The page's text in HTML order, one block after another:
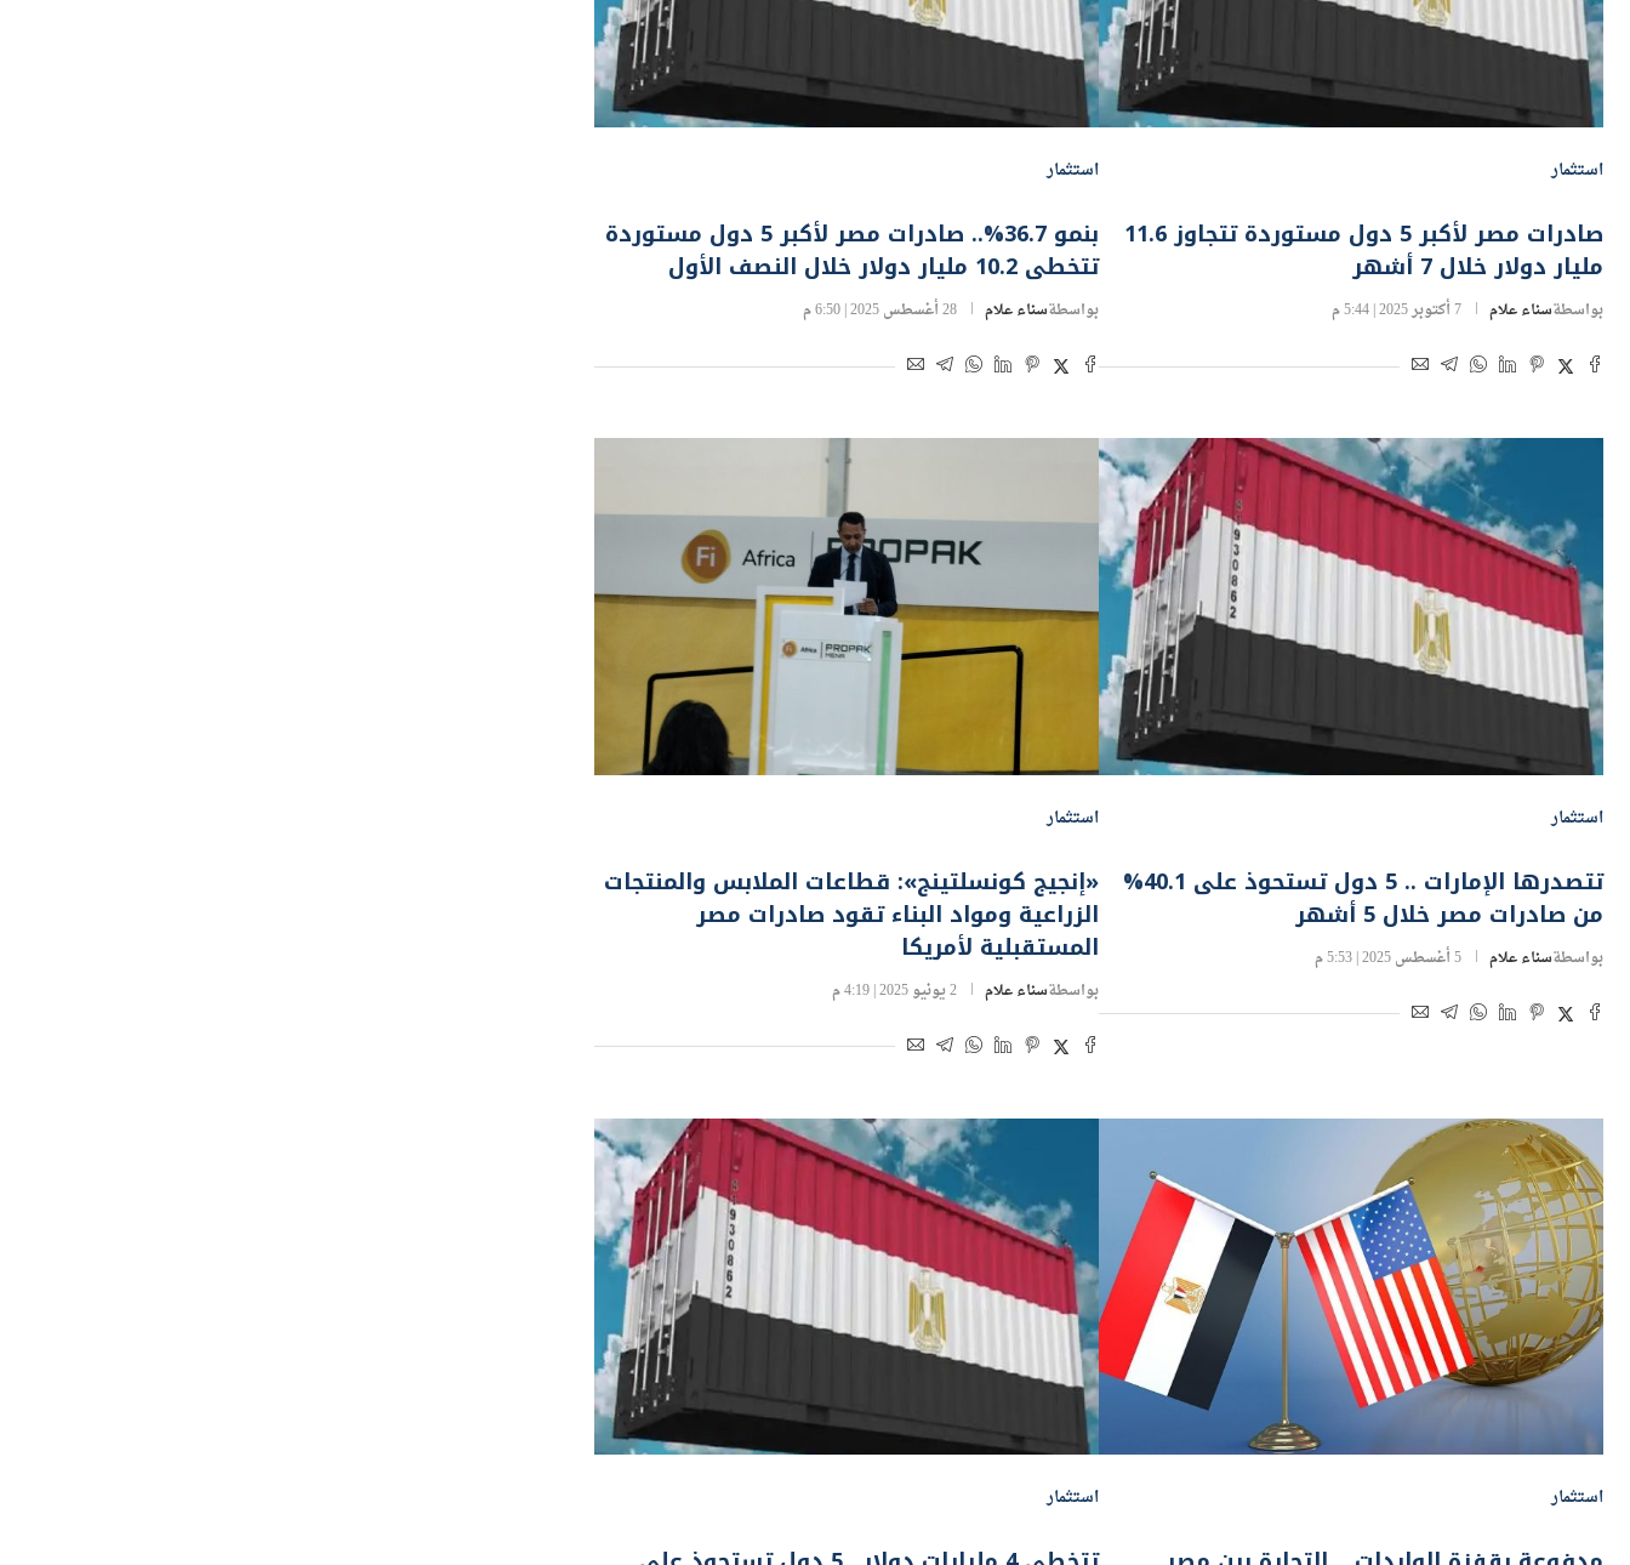
استثمار
صادرات مصر لأكبر 5 دول مستوردة تتجاوز 11.6
مليار دولار خلال 7 أشهر
بواسطةسناء علام 7 أكتوبر 2025 | 5:44 م
استثمار
بنمو 36.7%.. صادرات مصر لأكبر 5 دول مستوردة
تتخطى 10.2 مليار دولار خلال النصف الأول
بواسطةسناء علام 28 أغسطس 2025 | 6:50 م
استثمار
تتصدرها الإمارات .. 5 دول تستحوذ على 40.1%
من صادرات مصر خلال 5 أشهر
بواسطةسناء علام 5 أغسطس 2025 | 5:53 م
استثمار
«إنجيج كونسلتينج»: قطاعات الملابس والمنتجات
الزراعية ومواد البناء تقود صادرات مصر
المستقبلية لأمريكا
بواسطةسناء علام 2 يونيو 2025 | 4:19 م
استثمار استثمار